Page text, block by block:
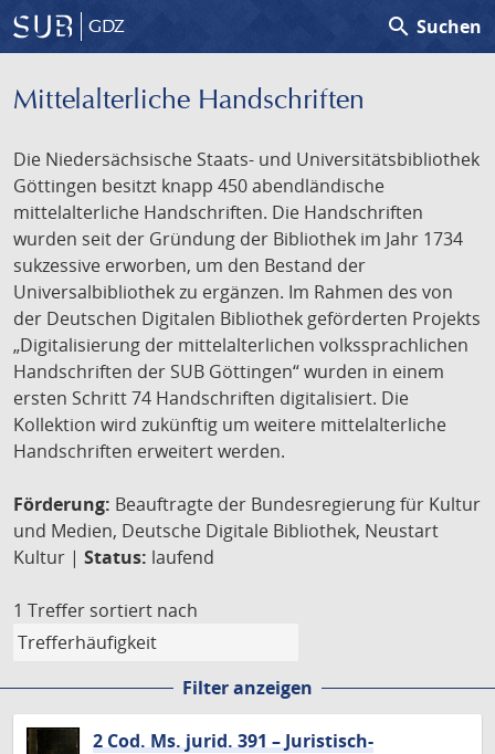
GDZ search Suchen
Mittelalterliche Handschriften
Die Niedersächsische Staats- und Universitätsbibliothek
Göttingen besitzt knapp 450 abendländische
mittelalterliche Handschriften. Die Handschriften
wurden seit der Gründung der Bibliothek im Jahr 1734
sukzessive erworben, um den Bestand der
Universalbibliothek zu ergänzen. Im Rahmen des von
der Deutschen Digitalen Bibliothek geförderten Projekts
„Digitalisierung der mittelalterlichen volkssprachlichen
Handschriften der SUB Göttingen“ wurden in einem
ersten Schritt 74 Handschriften digitalisiert. Die
Kollektion wird zukünftig um weitere mittelalterliche
Handschriften erweitert werden.
Förderung: Beauftragte der Bundesregierung für Kultur
und Medien, Deutsche Digitale Bibliothek, Neustart
Kultur | Status: laufend
1 Treffer sortiert nach
Filter anzeigen
2 Cod. Ms. jurid. 391 – Juristisch-